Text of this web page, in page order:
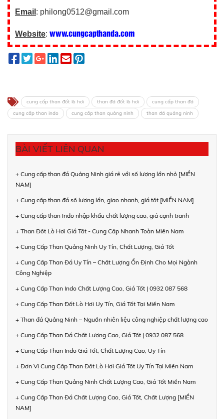
Email : philong0512@gmail.com
Website: www.cungcapthanda.com
cung cấp than đốt lò hơi than đá đốt lò hơi
cung cấp than đá
cung cấp than indo
cung cấp than quảng ninh than đá quảng ninh
BÀI VIẾT LIÊN QUAN
+ Cung cấp than đá Quảng Ninh giá rẻ với số lượng lớn nhỏ [MIỀN
NAM]
+ Cung cấp than đá số lượng lớn, giao nhanh, giá tốt [MIỀN NAM]
+ Cung cấp than Indo nhập khẩu chất lượng cao, giá cạnh tranh
+ Than Đốt Lò Hơi Giá Tốt - Cung Cấp Nhanh Toàn Miền Nam
+ Cung Cấp Than Quảng Ninh Uy Tín, Chất Lượng, Giá Tốt
+ Cung Cấp Than Đá Uy Tín – Chất Lượng Ổn Định Cho Mọi Ngành
Công Nghiệp
+ Cung Cấp Than Indo Chất Lượng Cao, Giá Tốt | 0932 087 568
+ Cung Cấp Than Đốt Lò Hơi Uy Tín, Giá Tốt Tại Miền Nam
+ Than đá Quảng Ninh – Nguồn nhiên liệu công nghiệp chất lượng cao
+ Cung Cấp Than Đá Chất Lượng Cao, Giá Tốt | 0932 087 568
+ Cung Cấp Than Indo Giá Tốt, Chất Lượng Cao, Uy Tín
+ Đơn Vị Cung Cấp Than Đốt Lò Hơi Giá Tốt Uy Tín Tại Miền Nam
+ Cung Cấp Than Quảng Ninh Chất Lượng Cao, Giá Tốt Miền Nam
+ Cung Cấp Than Đá Chất Lượng Cao, Giá Tốt, Chất Lượng [MIỀN
NAM]